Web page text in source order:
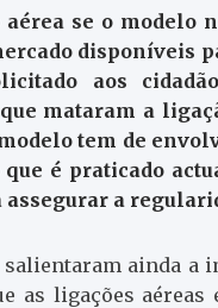
aérea se o
disponíveis
aos
mataram a
tem de
é praticado
a
ainda a
as ligações